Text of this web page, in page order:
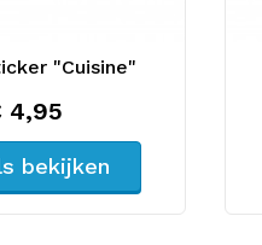
"Cuisine"
4,95
bekijken